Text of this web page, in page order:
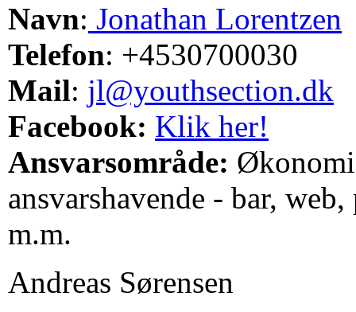
Navn: Jonathan Lorentzen
Telefon: +4530700030
Mail: jl@youthsection.dk
Facebook: Klik her!
Ansvarsområde:
ansvarshavende - bar,
m.m.
Andreas Sørensen